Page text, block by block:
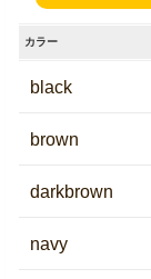
カラー
black
brown
darkbrown
navy